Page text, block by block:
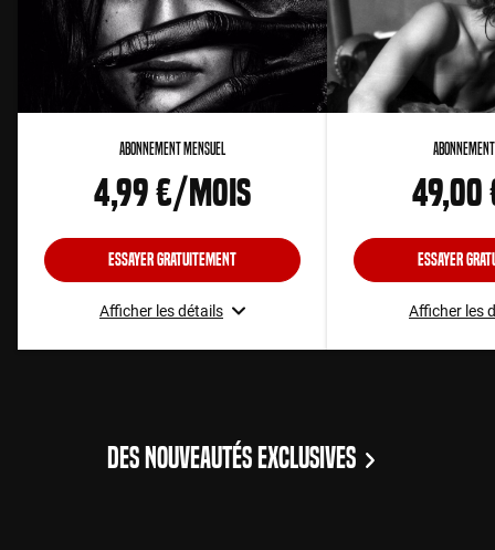
Abonnement Mensuel
4,99 €/mois
Essayer gratuitement
Afficher les détails
Essayer
Afficher les
DES NOUVEAUTÉS EXCLUSIVES